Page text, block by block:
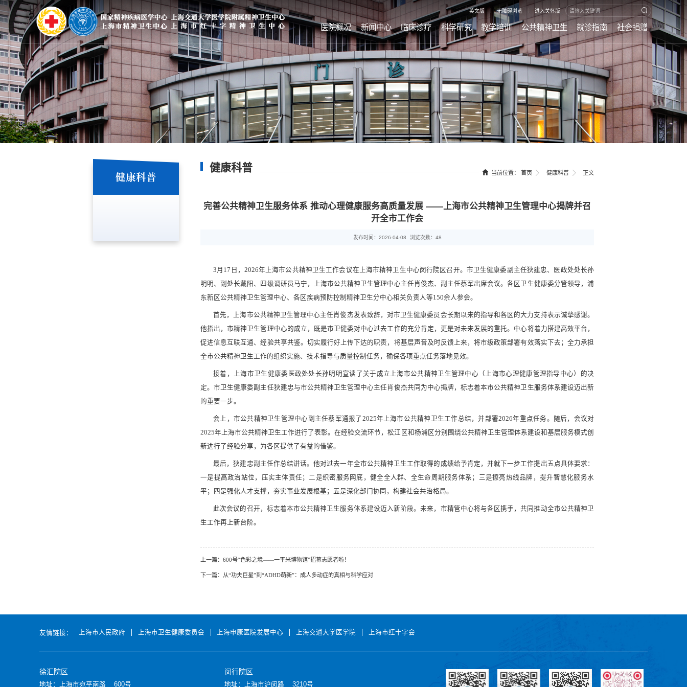
英文版 | 无障碍浏览 进入关怀版
医院概况 新闻中心 临床诊疗 科学研究 教学培训 公共精神卫生 就诊指南 社会捐赠
健康科普
健康科普 当前位置： 首页 健康科普 正文
完善公共精神卫生服务体系 推动心理健康服务高质量发展 ——上海市公共精神卫生管理中心揭牌并召
开全市工作会
发布时间：2026-04-08 浏览次数： 48
3月17日，2026年上海市公共精神卫生工作会议在上海市精神卫生中心闵行院区召开。市卫生健康委副主任狄建忠、医政处处长孙
明明、副处长戴阳、四级调研员马宁，上海市公共精神卫生管理中心主任肖俊杰、副主任蔡军出席会议。各区卫生健康委分管领导，浦
东新区公共精神卫生管理中心、各区疾病预防控制精神卫生分中心相关负责人等150余人参会。
首先，上海市公共精神卫生管理中心主任肖俊杰发表致辞，对市卫生健康委员会长期以来的指导和各区的大力支持表示诚挚感谢。
他指出，市精神卫生管理中心的成立，既是市卫健委对中心过去工作的充分肯定，更是对未来发展的重托。中心将着力搭建高效平台，
促进信息互联互通、经验共享共鉴。切实履行好上传下达的职责，将基层声音及时反馈上来，将市级政策部署有效落实下去；全力承担
全市公共精神卫生工作的组织实施、技术指导与质量控制任务，确保各项重点任务落地见效。
接着，上海市卫生健康委医政处处长孙明明宣读了关于成立上海市公共精神卫生管理中心（上海市心理健康管理指导中心）的决
定。市卫生健康委副主任狄建忠与市公共精神卫生管理中心主任肖俊杰共同为中心揭牌，标志着本市公共精神卫生服务体系建设迈出新
的重要一步。
会上，市公共精神卫生管理中心副主任蔡军通报了2025年上海市公共精神卫生工作总结，并部署2026年重点任务。随后，会议对
2025年上海市公共精神卫生工作进行了表彰。在经验交流环节，松江区和杨浦区分别围绕公共精神卫生管理体系建设和基层服务模式创
新进行了经验分享，为各区提供了有益的借鉴。
最后，狄建忠副主任作总结讲话。他对过去一年全市公共精神卫生工作取得的成绩给予肯定，并就下一步工作提出五点具体要求：
一是提高政治站位，压实主体责任；二是织密服务网底，健全全人群、全生命周期服务体系；三是擦亮热线品牌，提升智慧化服务水
平；四是强化人才支撑，夯实事业发展根基；五是深化部门协同，构建社会共治格局。
此次会议的召开，标志着本市公共精神卫生服务体系建设迈入新阶段。未来，市精管中心将与各区携手，共同推动全市公共精神卫
生工作再上新台阶。
上一篇： 600号“色彩之境——一平米博物馆”招募志愿者啦！
下一篇： 从“功夫巨星”到“ADHD萌新”：成人多动症的真相与科学应对
友情链接： 上海市人民政府 上海市卫生健康委员会 上海申康医院发展中心 上海交通大学医学院 上海市红十字会
徐汇院区
地址：上海市宛平南路 600号
闵行院区
地址：上海市沪闵路 3210号